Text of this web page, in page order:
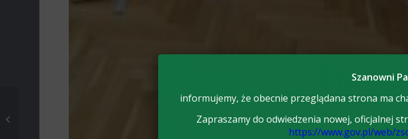
Szanowni
informujemy, że obecnie przeglądana strona ma
Zapraszamy do odwiedzenia nowej, oficjalnej
https://www.gov.pl/web/